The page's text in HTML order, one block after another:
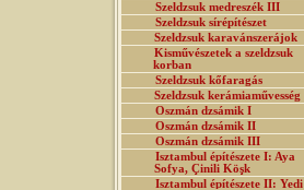
Szeldzsuk medreszék III
Szeldzsuk sírépítészet
Szeldzsuk karavánszerájok
Kisművészetek a szeldzsuk
korban
Szeldzsuk kőfaragás
Szeldzsuk kerámiaművesség
Oszmán dzsámik I
Oszmán dzsámik II
Oszmán dzsámik III
Isztambul építészete I: Aya
Sofya, Çinili Köşk
Isztambul építészete II: Yedi